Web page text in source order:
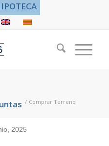
/ Comprar Terreno
2025